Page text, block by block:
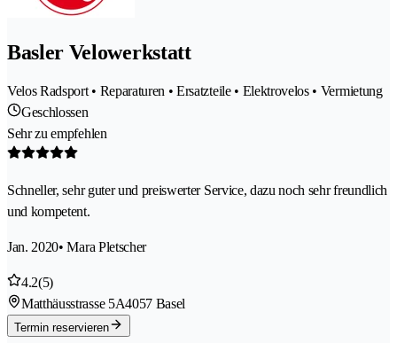
Basler Velowerkstatt
Velos Radsport • Reparaturen • Ersatzteile • Elektrovelos • Vermietung
Geschlossen
Sehr zu empfehlen
Schneller, sehr guter und preiswerter Service, dazu noch sehr freundlich
und kompetent.
Jan. 2020• Mara Pletscher
4.2(5)
Matthäusstrasse 5A4057 Basel
Termin reservieren